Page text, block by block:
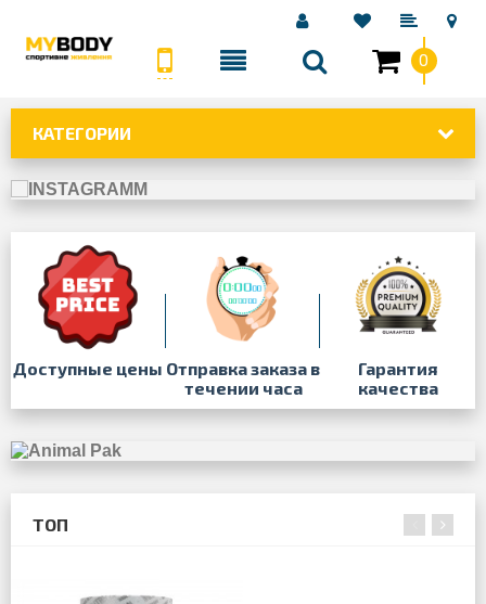
0
КАТЕГОРИИ
Доступные цены Отправка заказа в
течении часа
Гарантия
качества
ТОП